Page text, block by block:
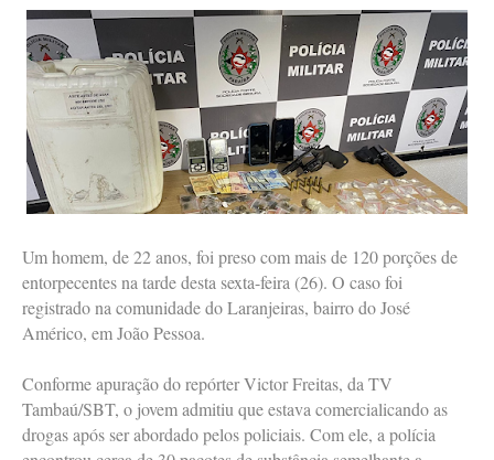
Um homem, de 22 anos, foi preso com mais de 120 porções de
entorpecentes na tarde desta sexta-feira (26). O caso foi
registrado na comunidade do Laranjeiras, bairro do José
Américo, em João Pessoa.
Conforme apuração do repórter Victor Freitas, da TV
Tambaú/SBT, o jovem admitiu que estava comercialicando as
drogas após ser abordado pelos policiais. Com ele, a polícia